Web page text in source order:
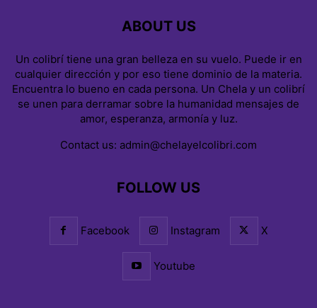
ABOUT US
Un colibrí tiene una gran belleza en su vuelo. Puede ir en
cualquier dirección y por eso tiene dominio de la materia.
Encuentra lo bueno en cada persona. Un Chela y un colibrí
se unen para derramar sobre la humanidad mensajes de
amor, esperanza, armonía y luz.
Contact us: admin@chelayelcolibri.com
FOLLOW US
Facebook Instagram X
Youtube